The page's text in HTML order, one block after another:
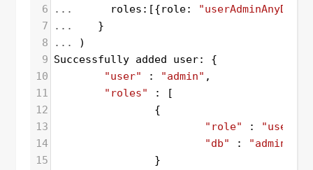
6
... roles :[{role:
7
...
    }
8
...
)
9 Successfully added user: {
10
"user" : "admin" ,
11
"roles"
: [
12
                {
13
"role" :
14
"db" :
"admin"
15
                }